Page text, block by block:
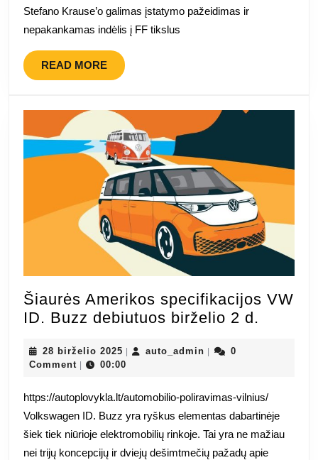
Stefano Krause’o galimas įstatymo pažeidimas ir
nepakankamas indėlis į FF tikslus
READ MOREREAD
MORE
Šiaurės Amerikos specifikacijos VW
ID. Buzz debiutuos birželio 2 d.
ID.
Buzz
birželio
28 birželio 2025 28
birželio
auto_admin auto_admin
0
Comment
00:00
https://autoplovykla.lt/automobilio-poliravimas-vilnius/
Volkswagen ID. Buzz yra ryškus elementas dabartinėje
šiek tiek niūrioje elektromobilių rinkoje. Tai yra ne mažiau
nei trijų koncepcijų ir dviejų dešimtmečių pažadų apie